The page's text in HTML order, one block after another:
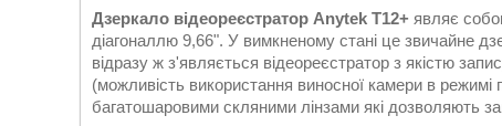
Дзеркало відеореєстратор Anytek T12+ являє
діагоналлю 9,66". У вимкненому стані це звичайне
відразу ж з'являється відеореєстратор з якістю
(можливість використання виносної камери в
багатошаровими скляними лінзами які дозволяють